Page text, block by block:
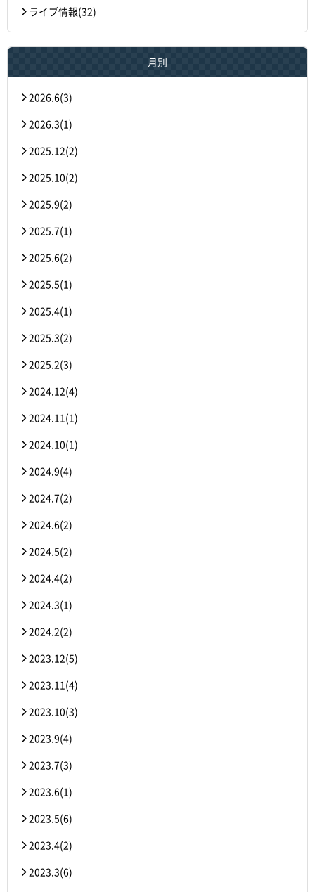
ライブ情報(32)
月別
2026.6(3)
2026.3(1)
2025.12(2)
2025.10(2)
2025.9(2)
2025.7(1)
2025.6(2)
2025.5(1)
2025.4(1)
2025.3(2)
2025.2(3)
2024.12(4)
2024.11(1)
2024.10(1)
2024.9(4)
2024.7(2)
2024.6(2)
2024.5(2)
2024.4(2)
2024.3(1)
2024.2(2)
2023.12(5)
2023.11(4)
2023.10(3)
2023.9(4)
2023.7(3)
2023.6(1)
2023.5(6)
2023.4(2)
2023.3(6)